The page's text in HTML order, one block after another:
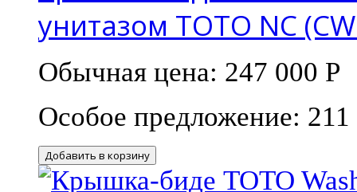
унитазом TOTO NC
Обычная цена: 247 000 Р
Особое предложение:
Добавить в корзину